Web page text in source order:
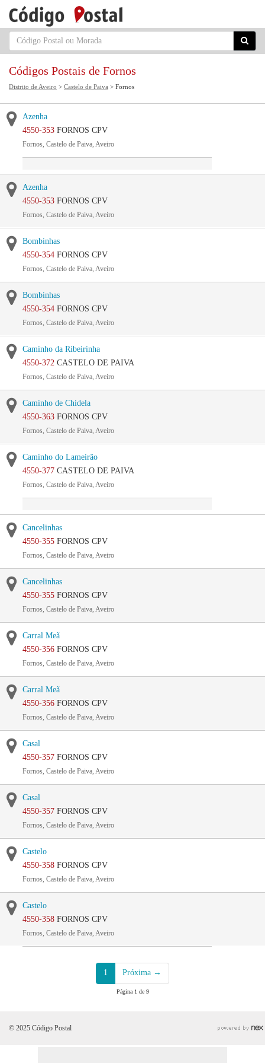
Códigos Postais de Fornos
Distrito de Aveiro > Castelo de Paiva > Fornos
Azenha
4550-353 FORNOS CPV
Fornos, Castelo de Paiva, Aveiro
Azenha
4550-353 FORNOS CPV
Fornos, Castelo de Paiva, Aveiro
Bombinhas
4550-354 FORNOS CPV
Fornos, Castelo de Paiva, Aveiro
Bombinhas
4550-354 FORNOS CPV
Fornos, Castelo de Paiva, Aveiro
Caminho da Ribeirinha
4550-372 CASTELO DE PAIVA
Fornos, Castelo de Paiva, Aveiro
Caminho de Chidela
4550-363 FORNOS CPV
Fornos, Castelo de Paiva, Aveiro
Caminho do Lameirão
4550-377 CASTELO DE PAIVA
Fornos, Castelo de Paiva, Aveiro
Cancelinhas
4550-355 FORNOS CPV
Fornos, Castelo de Paiva, Aveiro
Cancelinhas
4550-355 FORNOS CPV
Fornos, Castelo de Paiva, Aveiro
Carral Meã
4550-356 FORNOS CPV
Fornos, Castelo de Paiva, Aveiro
Carral Meã
4550-356 FORNOS CPV
Fornos, Castelo de Paiva, Aveiro
Casal
4550-357 FORNOS CPV
Fornos, Castelo de Paiva, Aveiro
Casal
4550-357 FORNOS CPV
Fornos, Castelo de Paiva, Aveiro
Castelo
4550-358 FORNOS CPV
Fornos, Castelo de Paiva, Aveiro
Castelo
4550-358 FORNOS CPV
Fornos, Castelo de Paiva, Aveiro
1 Próxima →
Página 1 de 9
© 2025 Código Postal